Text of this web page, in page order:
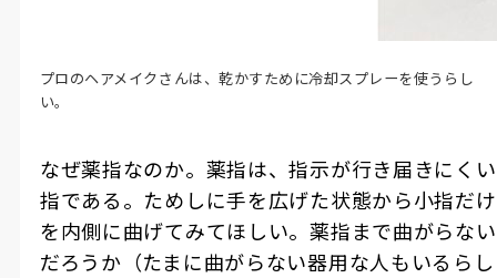
プロのヘアメイクさんは、乾かすために冷却スプレーを使うらし
い。
なぜ薬指なのか。薬指は、指示が行き届きにくい
指である。ためしに手を広げた状態から小指だけ
を内側に曲げてみてほしい。薬指まで曲がらない
だろうか（たまに曲がらない器用な人もいるらし